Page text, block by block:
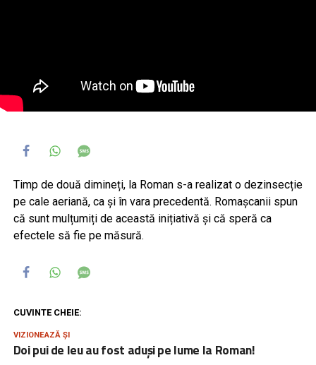
Timp de două dimineți, la Roman s-a realizat o dezinsecție
pe cale aeriană, ca și în vara precedentă. Romașcanii spun
că sunt mulțumiți de această inițiativă și că speră ca
efectele să fie pe măsură.
CUVINTE CHEIE:
VIZIONEAZĂ ȘI
Doi pui de leu au fost aduși pe lume la Roman!